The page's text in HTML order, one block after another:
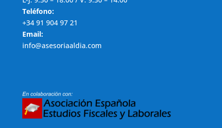
Teléfono:
+34 91 904 97 21
Email:
info@asesoriaaldia.com